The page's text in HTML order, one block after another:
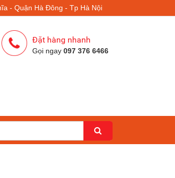
- Quận Hà Đông - Tp Hà Nội
Đặt hàng nhanh
Gọi ngay 097 376 6466